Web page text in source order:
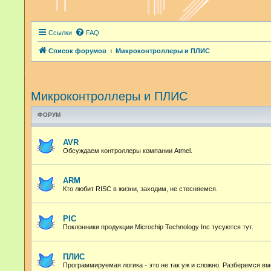
Ссылки FAQ
Список форумов Микроконтроллеры и ПЛИС
Микроконтроллеры и ПЛИС
ФОРУМ
AVR
Обсуждаем контроллеры компании Atmel.
ARM
Кто любит RISC в жизни, заходим, не стесняемся.
PIC
Поклонники продукции Microchip Technology Inc тусуются тут.
ПЛИС
Программируемая логика - это не так уж и сложно. Разберемся